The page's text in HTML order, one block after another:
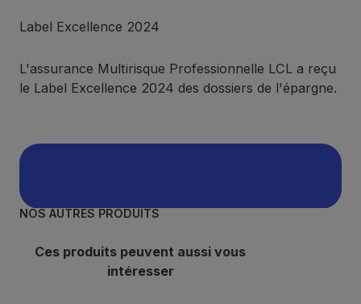
Label Excellence 2024
L'assurance Multirisque Professionnelle LCL a reçu
le Label Excellence 2024 des dossiers de l'épargne.
NOS AUTRES PRODUITS
Ces produits peuvent aussi vous
intéresser